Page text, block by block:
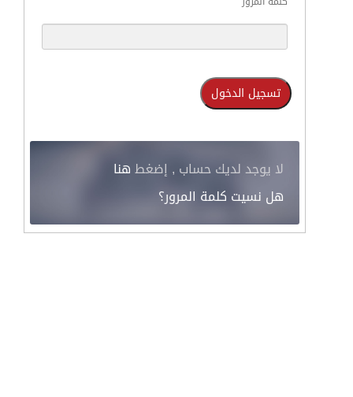
لا يوجد لديك حساب , إضغطهنا
هل نسيت كلمة المرور؟